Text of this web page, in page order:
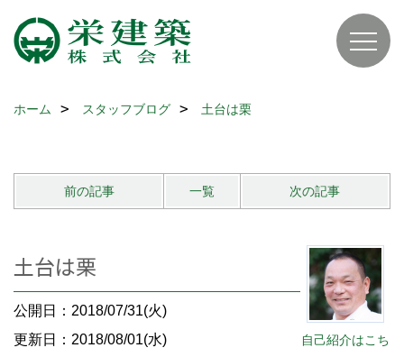
ホーム スタッフブログ 土台は栗
前の記事 一覧 次の記事
自己紹介はこち
土台は栗
公開日：2018/07/31(火)
更新日：2018/08/01(水)